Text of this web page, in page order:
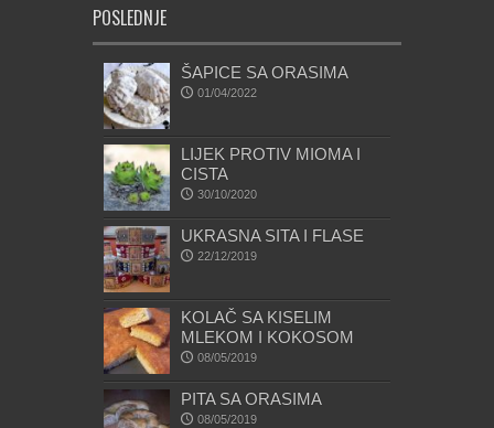
POSLEDNJE
ŠAPICE SA ORASIMA
01/04/2022
LIJEK PROTIV MIOMA I
CISTA
30/10/2020
UKRASNA SITA I FLASE
22/12/2019
KOLAČ SA KISELIM
MLEKOM I KOKOSOM
08/05/2019
PITA SA ORASIMA
08/05/2019